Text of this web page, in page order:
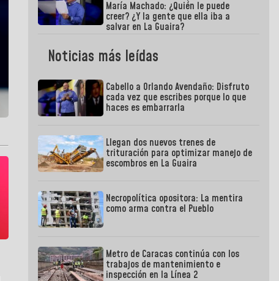
María Machado: ¿Quién le puede
creer? ¿Y la gente que ella iba a
salvar en La Guaira?
Noticias más leídas
Cabello a Orlando Avendaño: Disfruto
cada vez que escribes porque lo que
haces es embarrarla
Llegan dos nuevos trenes de
trituración para optimizar manejo de
escombros en La Guaira
Necropolítica opositora: La mentira
como arma contra el Pueblo
Metro de Caracas continúa con los
trabajos de mantenimiento e
inspección en la Línea 2